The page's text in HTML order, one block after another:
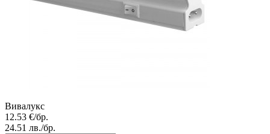
Вивалукс
12.53 €/бр.
24.51 лв./бр.